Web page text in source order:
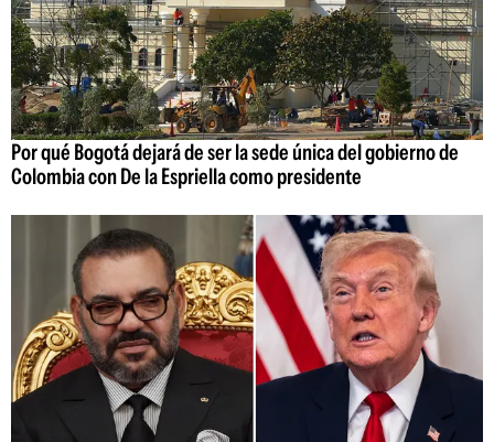
Por qué Bogotá dejará de ser la sede única del gobierno de
Colombia con De la Espriella como presidente